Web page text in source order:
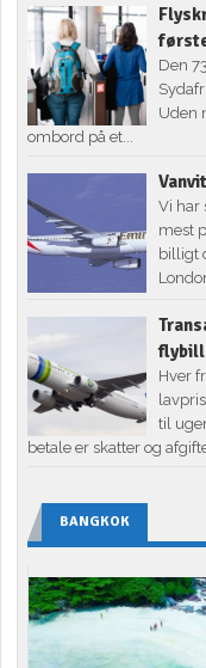
Den
Uden
ombord på et...
Vi har
mest
billigt
Hver
til
betale er skatter og
BANGKOK